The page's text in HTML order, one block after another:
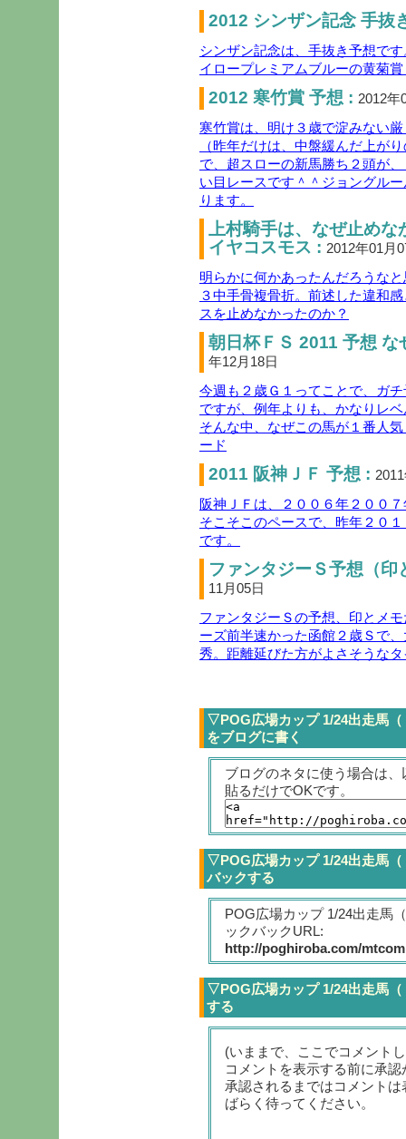
2012 シンザン記念 手抜
シンザン記念は、手抜き予想で
イロープレミアムブルーの黄菊
2012 寒竹賞 予想 : 2012年
寒竹賞は、明け３歳で淀みない
（昨年だけは、中盤緩んだ上が
で、超スローの新馬勝ち２頭が
い目レースです＾＾ジョングル
ります。
上村騎手は、なぜ止め
イヤコスモス : 2012年01月
明らかに何かあったんだろうな
３中手骨複骨折。前述した違和
スを止めなかったのか？
朝日杯ＦＳ 2011 予想
年12月18日
今週も２歳Ｇ１ってことで、ガ
ですが、例年よりも、かなりレ
そんな中、なぜこの馬が１番人
ード
2011 阪神ＪＦ 予想 :
阪神ＪＦは、２００６年２００
そこそこのペースで、昨年２０
です。
ファンタジーＳ予想（
11月05日
ファンタジーＳの予想、印とメ
ーズ前半速かった函館２歳Ｓで
秀。距離延びた方がよさそうな
▽POG広場カップ 1/24出走馬
をブログに書く
ブログのネタに使う場合は
貼るだけでOKです。
▽POG広場カップ 1/24出走馬
バックする
POG広場カップ 1/24出走馬
ックバックURL:
http://poghiroba.com/
▽POG広場カップ 1/24出走馬
する
(いままで、ここでコメント
コメントを表示する前に承
承認されるまではコメント
ばらく待ってください。